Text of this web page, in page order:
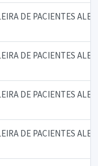
DE PACIENTES
DE PACIENTES
DE PACIENTES
DE PACIENTES